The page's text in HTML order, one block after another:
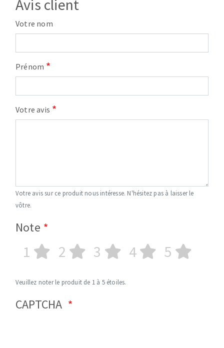
Avis client
Votre nom
Prénom
Votre avis
Votre avis sur ce produit nous intéresse. N'hésitez pas à laisser le
vôtre.
Note
1 2 3 4 5
Veuillez noter le produit de 1 à 5 étoiles.
CAPTCHA